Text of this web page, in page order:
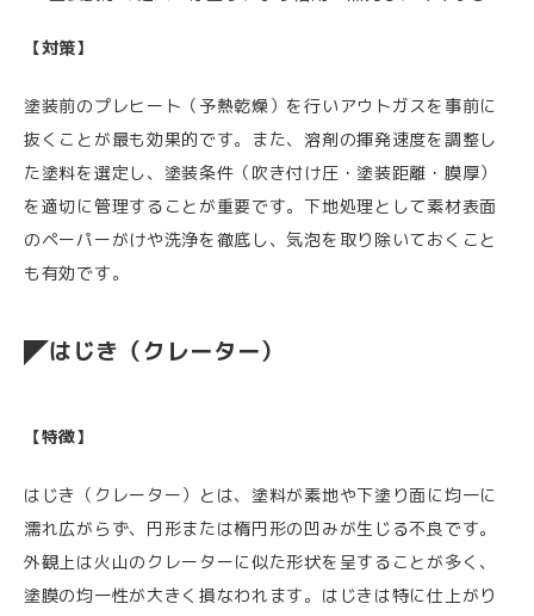
【対策】
塗装前のプレヒート（予熱乾燥）を行いアウトガスを事前に
抜くことが最も効果的です。また、溶剤の揮発速度を調整し
た塗料を選定し、塗装条件（吹き付け圧・塗装距離・膜厚）
を適切に管理することが重要です。下地処理として素材表面
のペーパーがけや洗浄を徹底し、気泡を取り除いておくこと
も有効です。
はじき（クレーター）
【特徴】
はじき（クレーター）とは、塗料が素地や下塗り面に均一に
濡れ広がらず、円形または楕円形の凹みが生じる不良です。
外観上は火山のクレーターに似た形状を呈することが多く、
塗膜の均一性が大きく損なわれます。はじきは特に仕上がり